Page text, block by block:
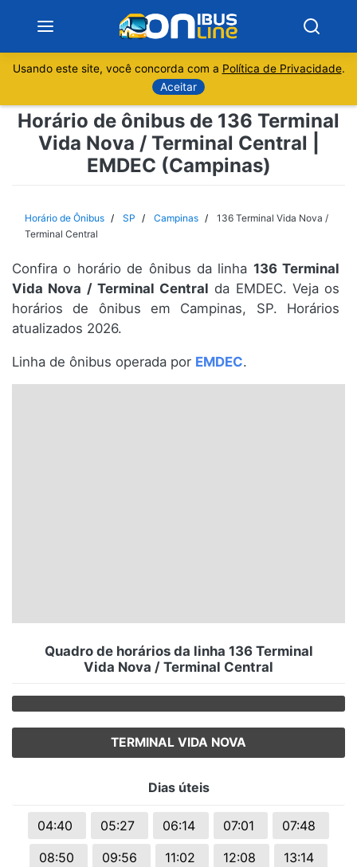
Sobre
Minas Gerais
Espírito Santo
Paraná
Santa Catarina
Usando este site, você concorda com a Política de Privacidade.
Aceitar
Horário de ônibus de 136 Terminal
Vida Nova / Terminal Central |
EMDEC (Campinas)
Horário de Ônibus SP Campinas
136 Terminal Vida Nova /
Terminal Central
Confira o horário de ônibus da linha 136 Terminal
Vida Nova / Terminal Central da EMDEC. Veja os
horários de ônibus em Campinas, SP. Horários
atualizados 2026.
Linha de ônibus operada por EMDEC.
Quadro de horários da linha 136 Terminal
Vida Nova / Terminal Central
TERMINAL VIDA NOVA
Dias úteis
04:40 05:27 06:14 07:01
07:48
08:50
09:56 11:02 12:08
13:14